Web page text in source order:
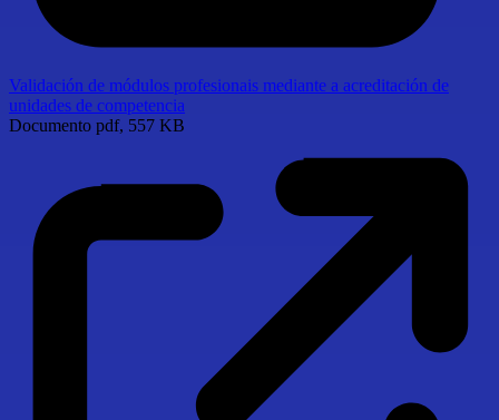
Validación de módulos profesionais mediante a acreditación de
unidades de competencia
Documento pdf, 557 KB